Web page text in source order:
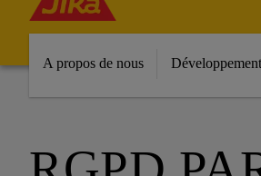
A propos de nous